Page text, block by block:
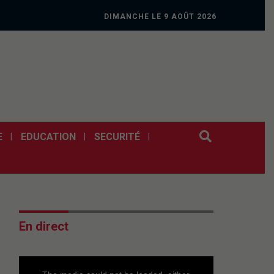
DIMANCHE LE 9 AOÛT 2026
EDUCATION SECURITÉ
En direct